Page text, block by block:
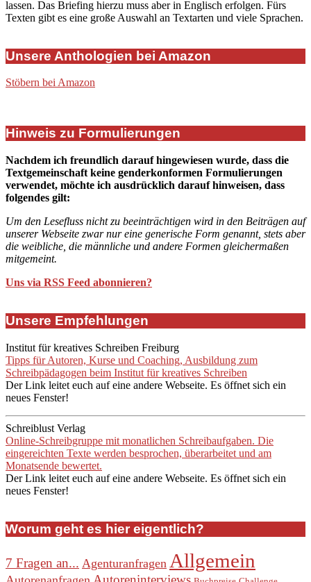
lassen. Das Briefing hierzu muss aber in Englisch erfolgen. Fürs
Texten gibt es eine große Auswahl an Textarten und viele Sprachen.
Unsere Anthologien bei Amazon
Stöbern bei Amazon
Hinweis zu Formulierungen
Nachdem ich freundlich darauf hingewiesen wurde, dass die
Textgemeinschaft keine genderkonformen Formulierungen
verwendet, möchte ich ausdrücklich darauf hinweisen, dass
folgendes gilt:
Um den Lesefluss nicht zu beeinträchtigen wird in den Beiträgen auf
unserer Webseite zwar nur eine generische Form genannt, stets aber
die weibliche, die männliche und andere Formen gleichermaßen
mitgemeint.
Uns via RSS Feed abonnieren?
Unsere Empfehlungen
Institut für kreatives Schreiben Freiburg
Tipps für Autoren, Kurse und Coaching, Ausbildung zum
Schreibpädagogen beim Institut für kreatives Schreiben
Der Link leitet euch auf eine andere Webseite. Es öffnet sich ein
neues Fenster!
Schreiblust Verlag
Online-Schreibgruppe mit monatlichen Schreibaufgaben. Die
eingereichten Texte werden besprochen, überarbeitet und am
Monatsende bewertet.
Der Link leitet euch auf eine andere Webseite. Es öffnet sich ein
neues Fenster!
Worum geht es hier eigentlich?
7 Fragen an... Agenturanfragen Allgemein